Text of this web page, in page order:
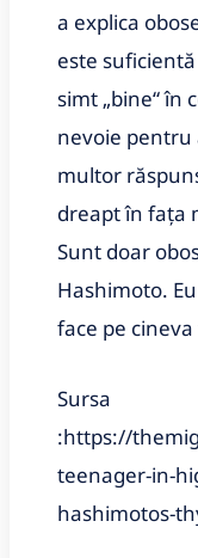
a explica
este
simt „bine“ în
nevoie pentru
multor
dreapt în fața
Sunt doar
Hashimoto.
face pe
Sursa
:https://
teenager-in-
hashimotos-